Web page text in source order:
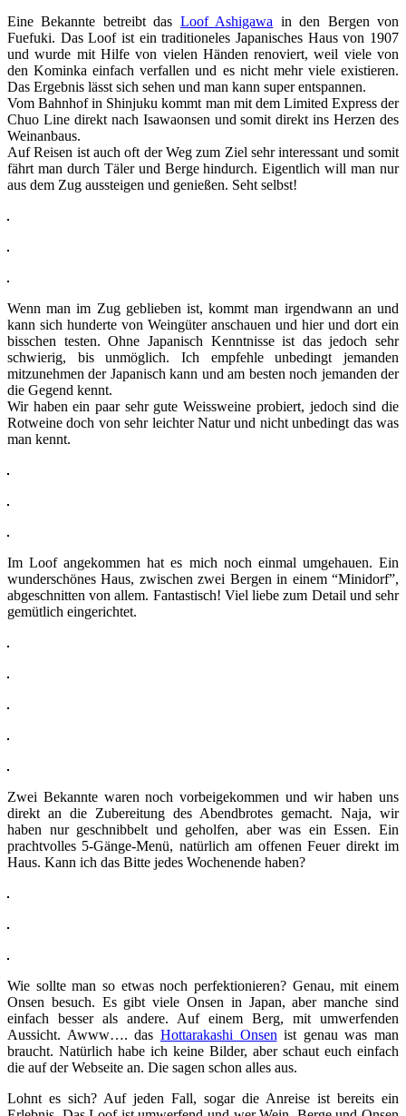
Eine Bekannte betreibt das Loof Ashigawa in den Bergen von
Fuefuki. Das Loof ist ein traditioneles Japanisches Haus von 1907
und wurde mit Hilfe von vielen Händen renoviert, weil viele von
den Kominka einfach verfallen und es nicht mehr viele existieren.
Das Ergebnis lässt sich sehen und man kann super entspannen.
Vom Bahnhof in Shinjuku kommt man mit dem Limited Express der
Chuo Line direkt nach Isawaonsen und somit direkt ins Herzen des
Weinanbaus.
Auf Reisen ist auch oft der Weg zum Ziel sehr interessant und somit
fährt man durch Täler und Berge hindurch. Eigentlich will man nur
aus dem Zug aussteigen und genießen. Seht selbst!
Wenn man im Zug geblieben ist, kommt man irgendwann an und
kann sich hunderte von Weingüter anschauen und hier und dort ein
bisschen testen. Ohne Japanisch Kenntnisse ist das jedoch sehr
schwierig, bis unmöglich. Ich empfehle unbedingt jemanden
mitzunehmen der Japanisch kann und am besten noch jemanden der
die Gegend kennt.
Wir haben ein paar sehr gute Weissweine probiert, jedoch sind die
Rotweine doch von sehr leichter Natur und nicht unbedingt das was
man kennt.
Im Loof angekommen hat es mich noch einmal umgehauen. Ein
wunderschönes Haus, zwischen zwei Bergen in einem “Minidorf”,
abgeschnitten von allem. Fantastisch! Viel liebe zum Detail und sehr
gemütlich eingerichtet.
Zwei Bekannte waren noch vorbeigekommen und wir haben uns
direkt an die Zubereitung des Abendbrotes gemacht. Naja, wir
haben nur geschnibbelt und geholfen, aber was ein Essen. Ein
prachtvolles 5-Gänge-Menü, natürlich am offenen Feuer direkt im
Haus. Kann ich das Bitte jedes Wochenende haben?
Wie sollte man so etwas noch perfektionieren? Genau, mit einem
Onsen besuch. Es gibt viele Onsen in Japan, aber manche sind
einfach besser als andere. Auf einem Berg, mit umwerfenden
Aussicht. Awww…. das Hottarakashi Onsen ist genau was man
braucht. Natürlich habe ich keine Bilder, aber schaut euch einfach
die auf der Webseite an. Die sagen schon alles aus.
Lohnt es sich? Auf jeden Fall, sogar die Anreise ist bereits ein